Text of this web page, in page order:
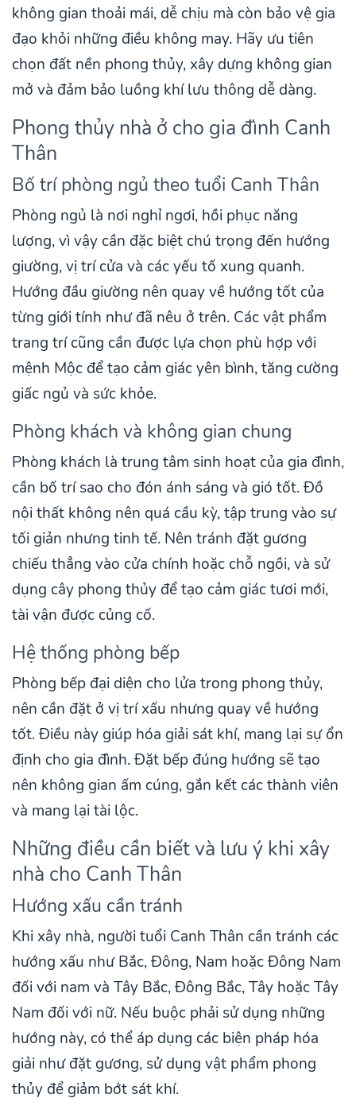
không gian thoải mái, dễ chịu mà còn bảo vệ gia
đạo khỏi những điều không may. Hãy ưu tiên
chọn đất nền phong thủy, xây dựng không gian
mở và đảm bảo luồng khí lưu thông dễ dàng.
Phong thủy nhà ở cho gia đình Canh
Thân
Bố trí phòng ngủ theo tuổi Canh Thân
Phòng ngủ là nơi nghỉ ngơi, hồi phục năng
lượng, vì vậy cần đặc biệt chú trọng đến hướng
giường, vị trí cửa và các yếu tố xung quanh.
Hướng đầu giường nên quay về hướng tốt của
từng giới tính như đã nêu ở trên. Các vật phẩm
trang trí cũng cần được lựa chọn phù hợp với
mệnh Mộc để tạo cảm giác yên bình, tăng cường
giấc ngủ và sức khỏe.
Phòng khách và không gian chung
Phòng khách là trung tâm sinh hoạt của gia đình,
cần bố trí sao cho đón ánh sáng và gió tốt. Đồ
nội thất không nên quá cầu kỳ, tập trung vào sự
tối giản nhưng tinh tế. Nên tránh đặt gương
chiếu thẳng vào cửa chính hoặc chỗ ngồi, và sử
dụng cây phong thủy để tạo cảm giác tươi mới,
tài vận được củng cố.
Hệ thống phòng bếp
Phòng bếp đại diện cho lửa trong phong thủy,
nên cần đặt ở vị trí xấu nhưng quay về hướng
tốt. Điều này giúp hóa giải sát khí, mang lại sự ổn
định cho gia đình. Đặt bếp đúng hướng sẽ tạo
nên không gian ấm cúng, gắn kết các thành viên
và mang lại tài lộc.
Những điều cần biết và lưu ý khi xây
nhà cho Canh Thân
Hướng xấu cần tránh
Khi xây nhà, người tuổi Canh Thân cần tránh các
hướng xấu như Bắc, Đông, Nam hoặc Đông Nam
đối với nam và Tây Bắc, Đông Bắc, Tây hoặc Tây
Nam đối với nữ. Nếu buộc phải sử dụng những
hướng này, có thể áp dụng các biện pháp hóa
giải như đặt gương, sử dụng vật phẩm phong
thủy để giảm bớt sát khí.